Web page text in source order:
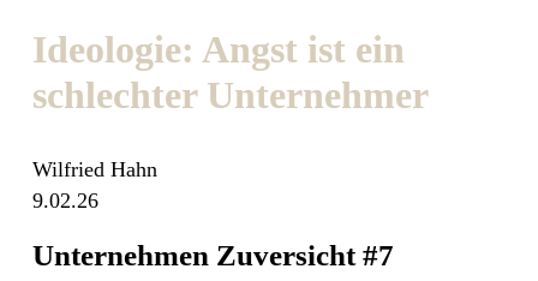
Ideologie: Angst ist ein
schlechter Unternehmer
Wilfried Hahn
9.02.26
Unternehmen Zuversicht #7